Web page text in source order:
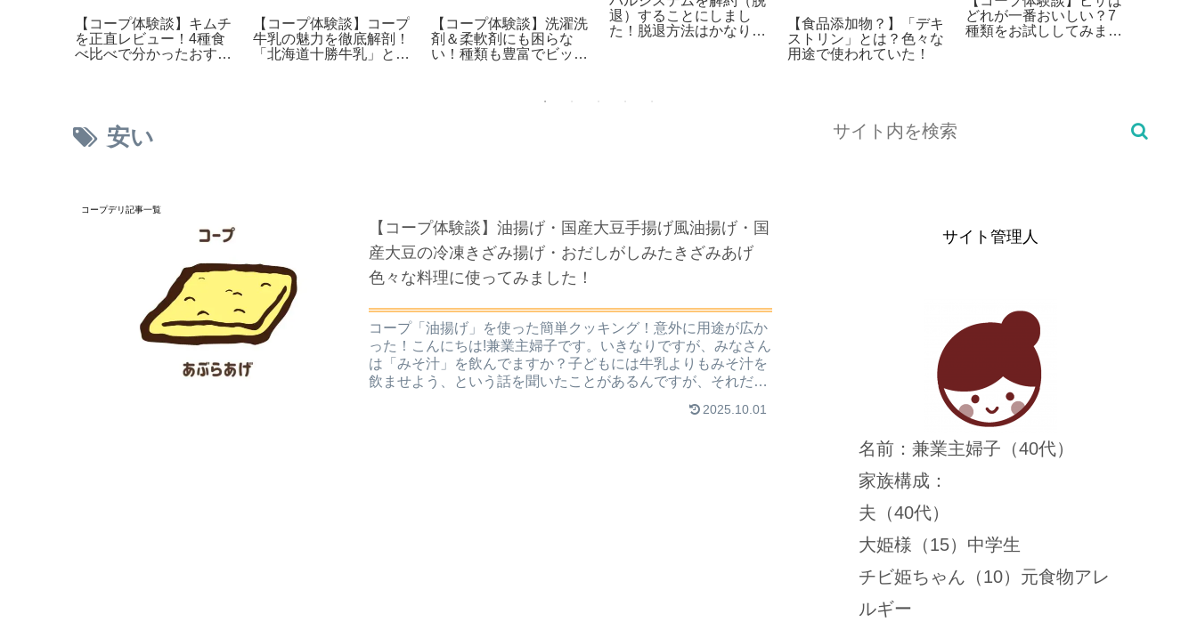
【コープ体験談】キムチ
を正直レビュー！4種食
べ比べで分かったおすす
【コープ体験談】コープ
牛乳の魅力を徹底解剖！
「北海道十勝牛乳」との
【コープ体験談】洗濯洗
剤＆柔軟剤にも困らな
い！種類も豊富でビック
退）することにしまし
た！脱退方法はかなり簡
【食品添加物？】「デキ
ストリン」とは？色々な
用途で使われていた！
どれが一番おいしい？7
種類をお試ししてみまし
安い
コープデリ記事一覧
【コープ体験談】油揚げ・国産大豆手揚げ風油揚げ・国
産大豆の冷凍きざみ揚げ・おだしがしみたきざみあげ
色々な料理に使ってみました！
コープ「油揚げ」を使った簡単クッキング！意外に用途が広か
った！こんにちは!兼業主婦子です。いきなりですが、みなさん
は「みそ汁」を飲んでますか？子どもには牛乳よりもみそ汁を
飲ませよう、という話を聞いたことがあるんですが、それだけ
2025.10.01
サイト管理人
名前：兼業主婦子（40代）
家族構成：
夫（40代）
大姫様（15）中学生
チビ姫ちゃん（10）元食物アレ
ルギー